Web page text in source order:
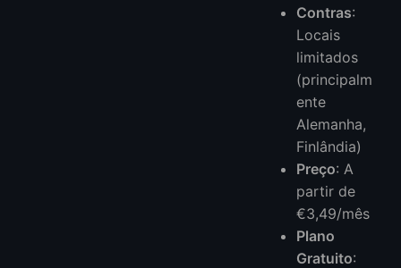
Contras:
Locais
limitados
(principalm
ente
Alemanha,
Finlândia)
Preço: A
partir de
€3,49/mês
Plano
Gratuito: